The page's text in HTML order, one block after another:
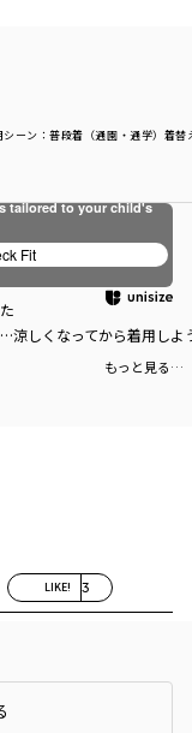
シーン ：普段着（通園・通学） 着替
涼しくなってから着用しよ
もっと見る…
LIKE! 3
tailored to your child's
Fit